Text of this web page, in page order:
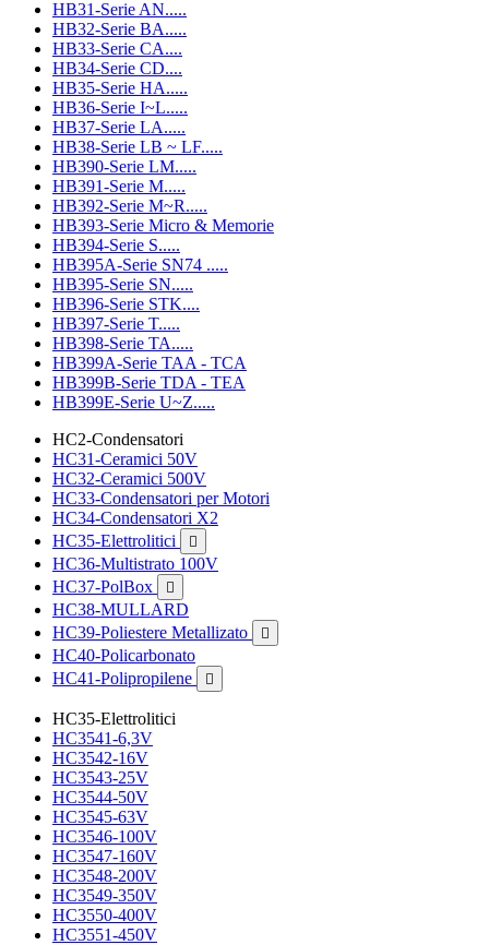
HB31-Serie AN.....
HB32-Serie BA.....
HB33-Serie CA....
HB34-Serie CD....
HB35-Serie HA.....
HB36-Serie I~L.....
HB37-Serie LA.....
HB38-Serie LB ~ LF.....
HB390-Serie LM.....
HB391-Serie M.....
HB392-Serie M~R.....
HB393-Serie Micro & Memorie
HB394-Serie S.....
HB395A-Serie SN74 .....
HB395-Serie SN.....
HB396-Serie STK....
HB397-Serie T.....
HB398-Serie TA.....
HB399A-Serie TAA - TCA
HB399B-Serie TDA - TEA
HB399E-Serie U~Z.....
HC2-Condensatori
HC31-Ceramici 50V
HC32-Ceramici 500V
HC33-Condensatori per Motori
HC34-Condensatori X2
HC35-Elettrolitici

HC36-Multistrato 100V
HC37-PolBox

HC38-MULLARD
HC39-Poliestere Metallizato

HC40-Policarbonato
HC41-Polipropilene

HC35-Elettrolitici
HC3541-6,3V
HC3542-16V
HC3543-25V
HC3544-50V
HC3545-63V
HC3546-100V
HC3547-160V
HC3548-200V
HC3549-350V
HC3550-400V
HC3551-450V